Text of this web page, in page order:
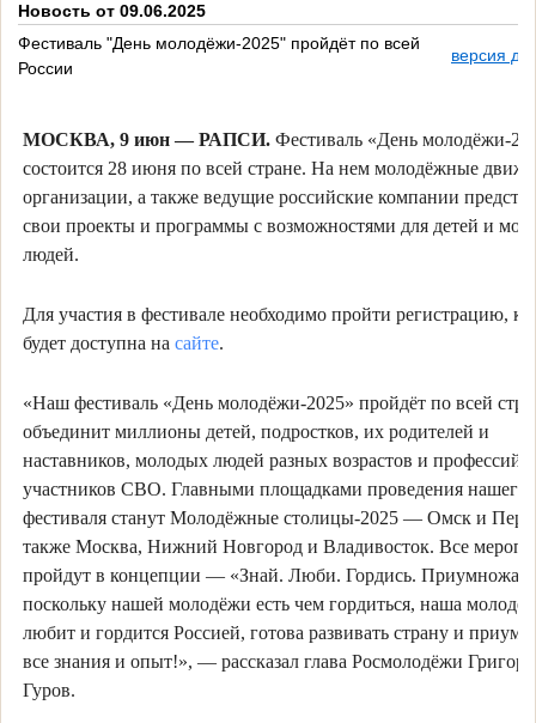
Новость от 09.06.2025
Фестиваль "День молодёжи-2025" пройдёт по всей
России
версия
МОСКВА, 9 июн — РАПСИ. Фестиваль «День молодёжи-
состоится 28 июня по всей стране. На нем молодёжные
организации, а также ведущие российские компании
свои проекты и программы с возможностями для детей и
людей.
Для участия в фестивале необходимо пройти регистрацию,
будет доступна на сайте.
«Наш фестиваль «День молодёжи-2025» пройдёт по всей
объединит миллионы детей, подростков, их родителей и
наставников, молодых людей разных возрастов и профессий,
участников СВО. Главными площадками проведения нашего
фестиваля станут Молодёжные столицы-2025 — Омск и
также Москва, Нижний Новгород и Владивосток. Все
пройдут в концепции — «Знай. Люби. Гордись.
поскольку нашей молодёжи есть чем гордиться, наша
любит и гордится Россией, готова развивать страну и
все знания и опыт!», — рассказал глава Росмолодёжи
Гуров.